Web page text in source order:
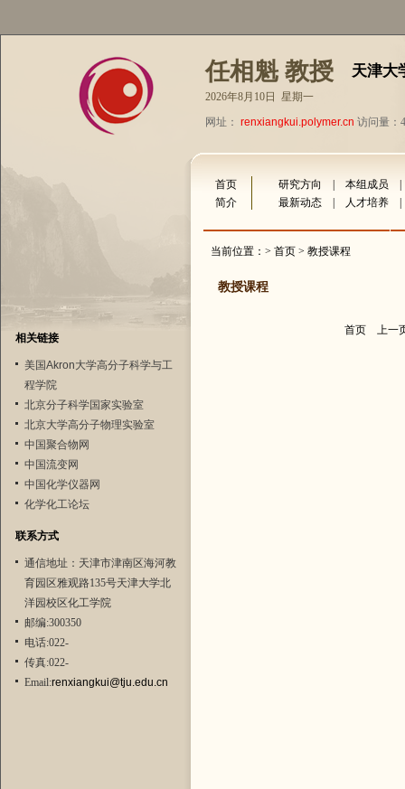
任相魁 教授 天津大
2026年8月10日 星期一
网址： renxiangkui.polymer.cn 访问量：
相关链接
美国Akron大学高分子科学与工
程学院
北京分子科学国家实验室
北京大学高分子物理实验室
中国聚合物网
中国流变网
中国化学仪器网
化学化工论坛
联系方式
通信地址：天津市津南区海河教
育园区雅观路135号天津大学北
洋园校区化工学院
邮编:300350
电话:022-
传真:022-
Email:renxiangkui@tju.edu.cn
首页 研究方向 本组成员
简介
最新动态 人才培养
当前位置：> 首页 > 教授课程
教授课程
首页 上一